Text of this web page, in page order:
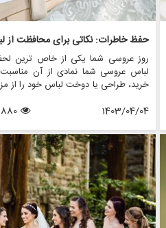
روز عروسی شما یکی از خاص ترین
لباس عروسی شما نمادی از آن
خرید، طراحی یا دوخت لباس خود را از
سال های آینده دوست دارید آن ها را
یک میراث ارزشمند به ارث برسد،
جشن ها از آن مراقبت کنید. در این
محافظت از لباس خود بعد از روز بزرگ
1403/04/04
880